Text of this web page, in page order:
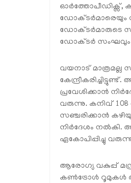
ഓർത്തോപീഡിക്സ്,
ഡോക്ടർമാരെയും
ഡോക്ടർമാരുടെ
ഡോക്ടർ
വയനാട് മാത്രമല്ല
പ്രവേശിക്കാൻ
വരുന്നു. കനിവ്
സഞ്ചരിക്കാൻ
നിർദേശം നൽകി.
ഏകോപിപ്പിച്ചു
ആരോഗ്യ വകുപ്പ്
കൺട്രോൾ റൂമുകൾ